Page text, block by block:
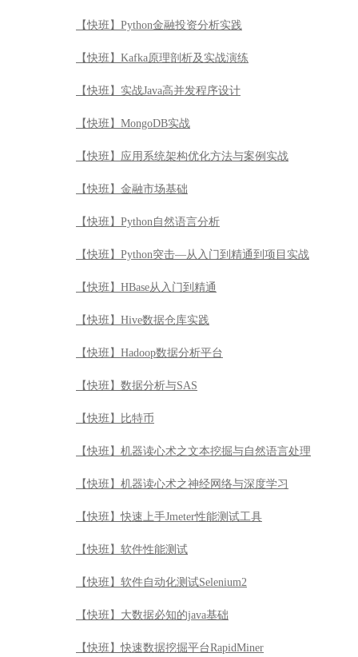
【快班】Python金融投资分析实践
【快班】Kafka原理剖析及实战演练
【快班】实战Java高并发程序设计
【快班】MongoDB实战
【快班】应用系统架构优化方法与案例实战
【快班】金融市场基础
【快班】Python自然语言分析
【快班】Python突击—从入门到精通到项目实战
【快班】HBase从入门到精通
【快班】Hive数据仓库实践
【快班】Hadoop数据分析平台
【快班】数据分析与SAS
【快班】比特币
【快班】机器读心术之文本挖掘与自然语言处理
【快班】机器读心术之神经网络与深度学习
【快班】快速上手Jmeter性能测试工具
【快班】软件性能测试
【快班】软件自动化测试Selenium2
【快班】大数据必知的java基础
【快班】快速数据挖掘平台RapidMiner